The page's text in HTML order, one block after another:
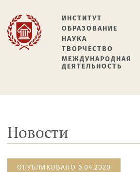
ИНСТИТУТ
ОБРАЗОВАНИЕ
НАУКА
ТВОРЧЕСТВО
МЕЖДУНАРОДНАЯ
ДЕЯТЕЛЬНОСТЬ
Новости
ОПУБЛИКОВАНО 6.04.2020